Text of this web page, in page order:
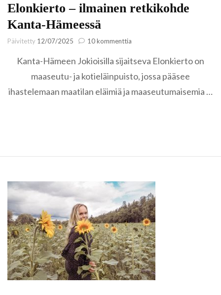
Elonkierto – ilmainen retkikohde
Kanta-Hämeessä
Päivitetty 12/07/2025 10 kommenttia
–
retkikohde
Kanta-
Kanta-Hämeen Jokioisilla sijaitseva Elonkierto on
maaseutu- ja kotieläinpuisto, jossa pääsee
ihastelemaan maatilan eläimiä ja maaseutumaisemia …